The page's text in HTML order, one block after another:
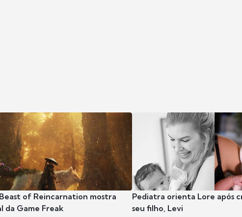
of Reincarnation mostra
da Game Freak
Pediatra orienta Lore após
seu filho, Levi